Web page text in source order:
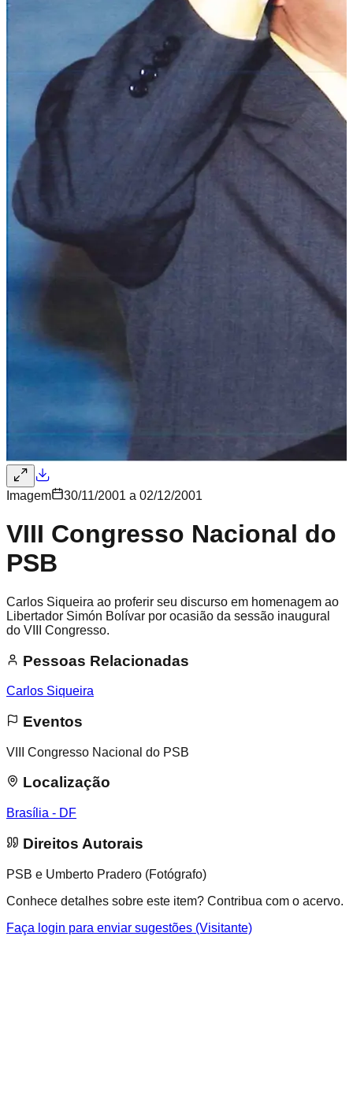
Imagem 30/11/2001 a 02/12/2001
VIII Congresso Nacional do
PSB
Carlos Siqueira ao proferir seu discurso em homenagem ao
Libertador Simón Bolívar por ocasião da sessão inaugural
do VIII Congresso.
Pessoas Relacionadas
Carlos Siqueira
Eventos
VIII Congresso Nacional do PSB
Localização
Brasília - DF
Direitos Autorais
PSB e Umberto Pradero (Fotógrafo)
Conhece detalhes sobre este item? Contribua com o acervo.
Faça login para enviar sugestões (Visitante)